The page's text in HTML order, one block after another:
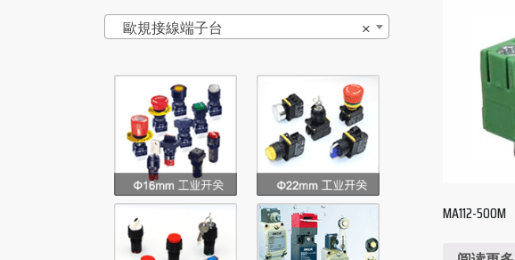
MA112-500M
×
歐規接線端子台